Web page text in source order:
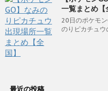
一覧まとめ【
20日のポケモ
のりピカチュウ
最近の投稿